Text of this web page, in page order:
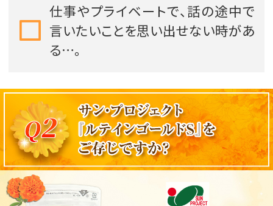
仕事やプライベートで、話の途中で
言いたいことを思い出せない時があ
る…。